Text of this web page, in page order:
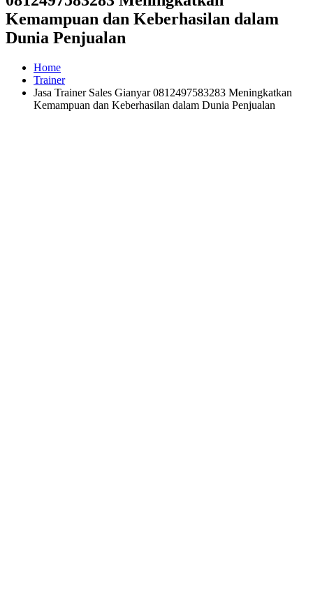
Kemampuan dan Keberhasilan dalam
Dunia Penjualan
Home
Trainer
Jasa Trainer Sales Gianyar 0812497583283 Meningkatkan
Kemampuan dan Keberhasilan dalam Dunia Penjualan